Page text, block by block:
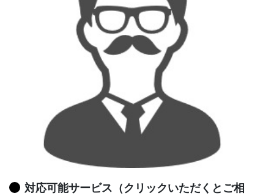
対応可能サービス（クリックいただくとご相